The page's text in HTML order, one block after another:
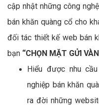
cập nhật những công
bán khăn quàng cổ cho
đối tác thiết kế web bán
bạn “CHỌN MẶT GỬI
Hiểu được nhu
nghiệp bán khăn
ra đời những